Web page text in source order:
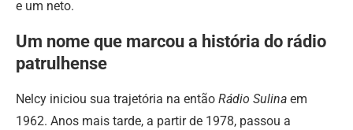
e um neto.
Um nome que marcou a história do rádio
patrulhense
Nelcy iniciou sua trajetória na então Rádio Sulina em
1962. Anos mais tarde, a partir de 1978, passou a